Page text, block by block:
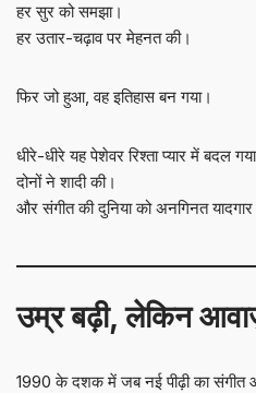
हर सुर को समझा।
हर उतार-चढ़ाव पर मेहनत की।
फिर जो हुआ, वह इतिहास बन गया।
धीरे-धीरे यह पेशेवर रिश्ता प्यार में बदल
दोनों ने शादी की।
और संगीत की दुनिया को अनगिनत यादगार
उम्र बढ़ी, लेकिन
1990 के दशक में जब नई पीढ़ी का संगीत